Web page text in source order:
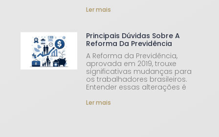
Ler mais
Principais Dúvidas Sobre A
Reforma Da Previdência
A Reforma da Previdência,
aprovada em 2019, trouxe
significativas mudanças para
os trabalhadores brasileiros.
Entender essas alterações é
Ler mais